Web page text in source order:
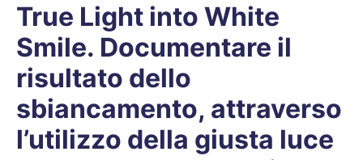
True Light into White
Smile. Documentare il
risultato dello
sbiancamento, attraverso
l’utilizzo della giusta luce